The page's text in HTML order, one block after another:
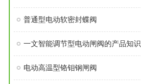
普通型电动软密封蝶阀
一文智能调节型电动闸阀的产品知识
电动高温型铬钼钢闸阀